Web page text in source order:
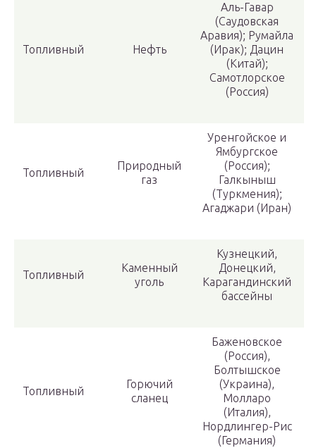
Топливный Нефть
Аль-Гавар
(Саудовская
Аравия); Румайла
(Ирак); Дацин
(Китай);
Самотлорское
(Россия)
Топливный
Природный
газ
Уренгойское и
Ямбургское
(Россия);
Галкыныш
(Туркмения);
Агаджари (Иран)
Топливный
Каменный
уголь
Кузнецкий,
Донецкий,
Карагандинский
бассейны
Топливный
Горючий
сланец
Баженовское
(Россия),
Болтышское
(Украина),
Молларо
(Италия),
Нордлингер-Рис
(Германия)